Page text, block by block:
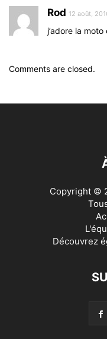
Rod 12 août,
j’adore la
Comments are closed.
Copyright ©
Découvrez